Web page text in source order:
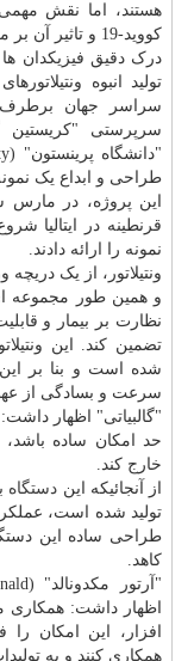
هستند، اما نقش
کووید-19 و تاثیر آن بر مردم به عهده دارند.
درک دقیق فیزیکدان
تولید انبوه
سراسر جهان
طراحی و ابداع یک
قرنطینه در ایتالیا
نمونه را ارائه دادند.
ونتیلاتور، از یک
و همین طور مجموعه
نظارت بر بیمار و
تضمین کند. این
شده است و بنا بر
سرعت و بسادگی از
"گالبیاتی" اظهار
حد امکان ساده باشد،
خارج کند.
از آنجائیکه این دستگاه
تولید شده است،
طراحی ساده این
کاهد.
اظهار داشت: همکاری
افزار، این امکان را
همکاری کنند و به